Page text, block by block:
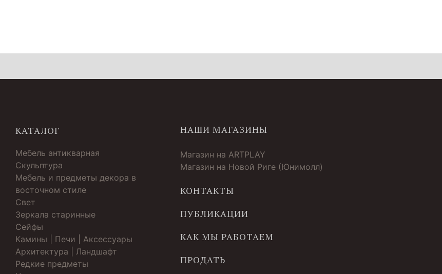
КАТАЛОГ
Мебель антикварная
Скульптура
Мебель и предметы декора в
восточном стиле
Свет
Зеркала старинные
Cейфы
Камины | Печи | Аксессуары
Архитектура | Ландшафт
Редкие предметы
НАШИ МАГАЗИНЫ
Магазин на ARTPLAY
Магазин на Новой Риге (Юнимолл)
КОНТАКТЫ
ПУБЛИКАЦИИ
КАК МЫ РАБОТАЕМ
ПРОДАТЬ